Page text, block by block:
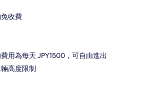
收費
用為每天 JPY1500，可自由進出
高度限制